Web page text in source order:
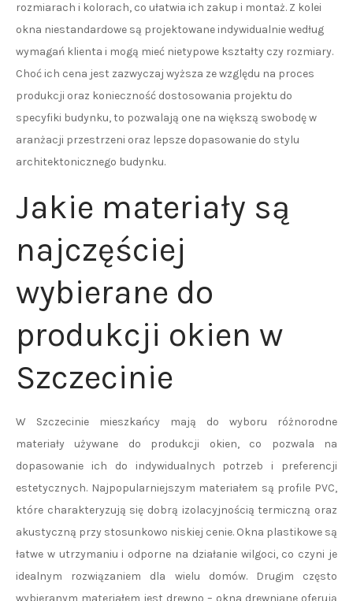
rozmiarach i kolorach, co ułatwia ich zakup i montaż. Z kolei
okna niestandardowe są projektowane indywidualnie według
wymagań klienta i mogą mieć nietypowe kształty czy rozmiary.
Choć ich cena jest zazwyczaj wyższa ze względu na proces
produkcji oraz konieczność dostosowania projektu do
specyfiki budynku, to pozwalają one na większą swobodę w
aranżacji przestrzeni oraz lepsze dopasowanie do stylu
architektonicznego budynku.
Jakie materiały są
najczęściej
wybierane do
produkcji okien w
Szczecinie
W Szczecinie mieszkańcy mają do wyboru różnorodne
materiały używane do produkcji okien, co pozwala na
dopasowanie ich do indywidualnych potrzeb i preferencji
estetycznych. Najpopularniejszym materiałem są profile PVC,
które charakteryzują się dobrą izolacyjnością termiczną oraz
akustyczną przy stosunkowo niskiej cenie. Okna plastikowe są
łatwe w utrzymaniu i odporne na działanie wilgoci, co czyni je
idealnym rozwiązaniem dla wielu domów. Drugim często
wybieranym materiałem jest drewno – okna drewniane oferują